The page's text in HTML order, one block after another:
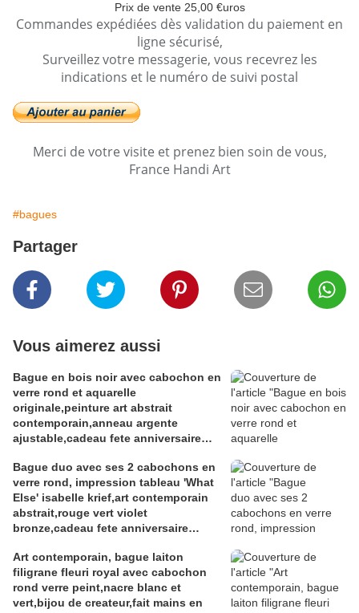
Prix de vente 25,00 €uros
Commandes expédiées dès validation du paiement en
ligne sécurisé,
Surveillez votre messagerie, vous recevrez les
indications et le numéro de suivi postal
Merci de votre visite et prenez bien soin de vous,
France Handi Art
#bagues
Partager
Vous aimerez aussi
Bague en bois noir avec cabochon en
verre rond et aquarelle
originale,peinture art abstrait
contemporain,anneau argente
ajustable,cadeau fete anniversaire
Bague duo avec ses 2 cabochons en
verre rond, impression tableau 'What
Else' isabelle krief,art contemporain
abstrait,rouge vert violet
bronze,cadeau fete anniversaire
Art contemporain, bague laiton
filigrane fleuri royal avec cabochon
rond verre peint,nacre blanc et
vert,bijou de createur,fait mains en